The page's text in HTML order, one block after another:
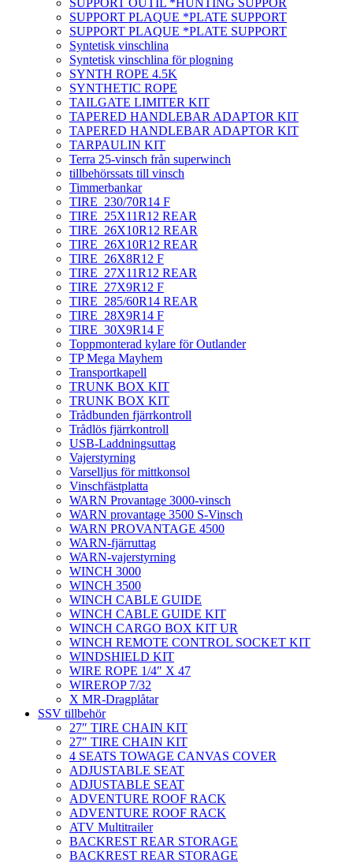
SUPPORT PLAQUE *PLATE SUPPORT
SUPPORT PLAQUE *PLATE SUPPORT
Syntetisk vinschlina
Syntetisk vinschlina för plogning
SYNTH ROPE 4.5K
SYNTHETIC ROPE
TAILGATE LIMITER KIT
TAPERED HANDLEBAR ADAPTOR KIT
TAPERED HANDLEBAR ADAPTOR KIT
TARPAULIN KIT
Terra 25-vinsch från superwinch
tillbehörssats till vinsch
Timmerbankar
TIRE_230/70R14 F
TIRE_25X11R12 REAR
TIRE_26X10R12 REAR
TIRE_26X10R12 REAR
TIRE_26X8R12 F
TIRE_27X11R12 REAR
TIRE_27X9R12 F
TIRE_285/60R14 REAR
TIRE_28X9R14 F
TIRE_30X9R14 F
Toppmonterad kylare för Outlander
TP Mega Mayhem
Transportkapell
TRUNK BOX KIT
TRUNK BOX KIT
Trådbunden fjärrkontroll
Trådlös fjärrkontroll
USB-Laddningsuttag
Vajerstyrning
Varselljus för mittkonsol
Vinschfästplatta
WARN Provantage 3000-vinsch
WARN provantage 3500 S-Vinsch
WARN PROVANTAGE 4500
WARN-fjärruttag
WARN-vajerstyrning
WINCH 3000
WINCH 3500
WINCH CABLE GUIDE
WINCH CABLE GUIDE KIT
WINCH CARGO BOX KIT UR
WINCH REMOTE CONTROL SOCKET KIT
WINDSHIELD KIT
WIRE ROPE 1/4″ X 47
WIREROP 7/32
X MR-Dragplåtar
SSV tillbehör
27″ TIRE CHAIN KIT
27″ TIRE CHAIN KIT
4 SEATS TOWAGE CANVAS COVER
ADJUSTABLE SEAT
ADJUSTABLE SEAT
ADVENTURE ROOF RACK
ADVENTURE ROOF RACK
ATV Multitrailer
BACKREST REAR STORAGE
BACKREST REAR STORAGE